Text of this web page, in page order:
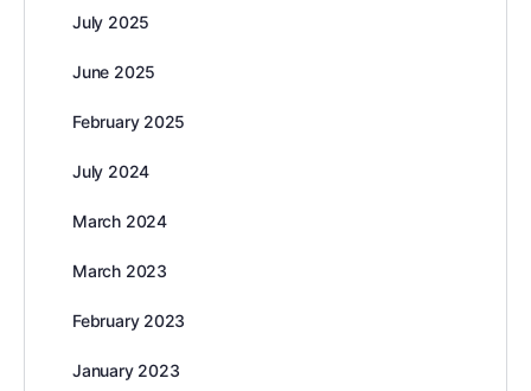
July 2025
June 2025
February 2025
July 2024
March 2024
March 2023
February 2023
January 2023